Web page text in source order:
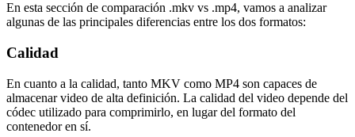
En esta sección de comparación .mkv vs .mp4, vamos a analizar
algunas de las principales diferencias entre los dos formatos:
Calidad
En cuanto a la calidad, tanto MKV como MP4 son capaces de
almacenar video de alta definición. La calidad del video depende del
códec utilizado para comprimirlo, en lugar del formato del
contenedor en sí.